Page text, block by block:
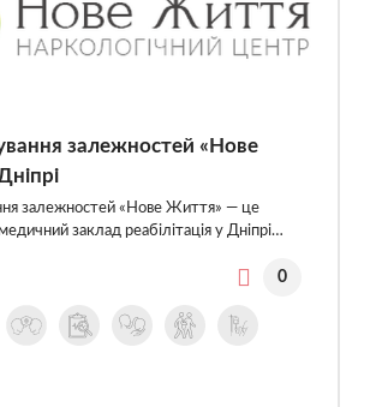
залежностей «Нове
залежностей «Нове Життя» — це
заклад реабілітація у Дніпрі…
0